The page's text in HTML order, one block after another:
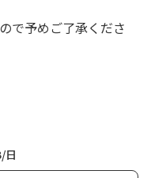
で予めご了承くださ
日